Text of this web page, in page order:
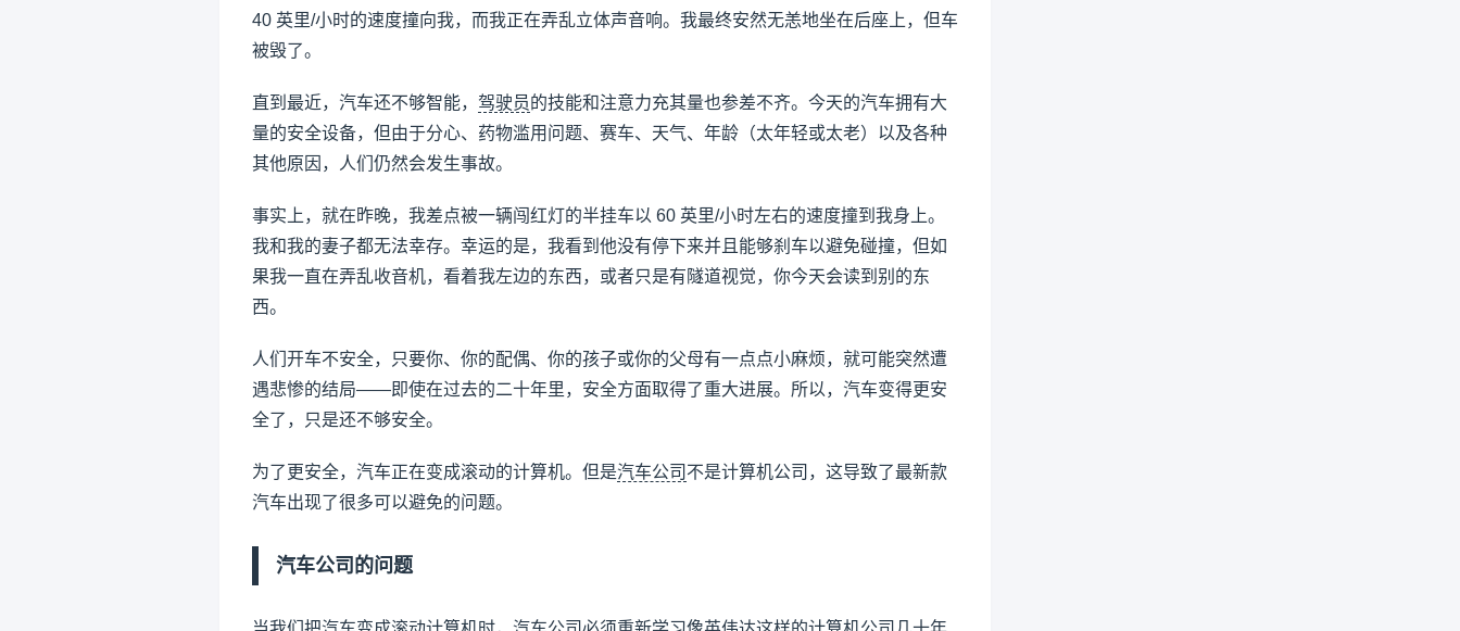
40 英里/小时的速度撞向我，而我正在弄乱立体声音响。我最终安然无恙地坐在后座上，但车
被毁了。
直到最近，汽车还不够智能， 驾驶员的技能和注意力充其量也参差不齐。今天的汽车拥有大
量的安全设备，但由于分心、药物滥用问题、赛车、天气、年龄（太年轻或太老）以及各种
其他原因，人们仍然会发生事故。
事实上，就在昨晚，我差点被一辆闯红灯的半挂车以 60 英里/小时左右的速度撞到我身上。
我和我的妻子都无法幸存。幸运的是，我看到他没有停下来并且能够刹车以避免碰撞，但如
果我一直在弄乱收音机，看着我左边的东西，或者只是有隧道视觉，你今天会读到别的东
西。
人们开车不安全，只要你、你的配偶、你的孩子或你的父母有一点点小麻烦，就可能突然遭
遇悲惨的结局——即使在过去的二十年里，安全方面取得了重大进展。所以，汽车变得更安
全了，只是还不够安全。
为了更安全，汽车正在变成滚动的计算机。但是汽车公司 不是计算机公司，这导致了最新款
汽车出现了很多可以避免的问题。
汽车公司的问题